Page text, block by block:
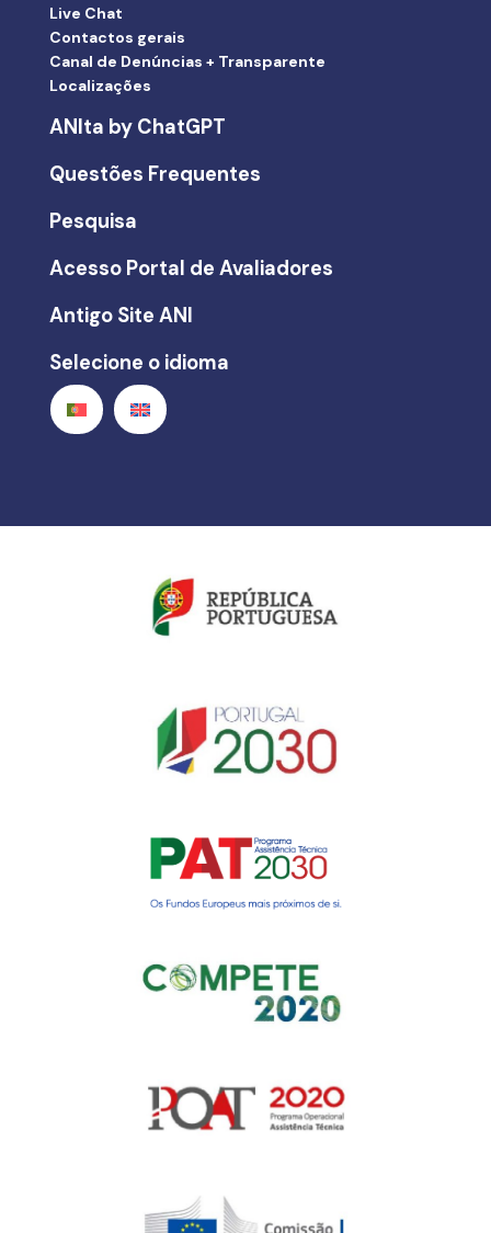
Gerir o Consentimento de
Cookies
Live Chat
Contactos gerais
Canal de Denúncias + Transparente
Localizações
ANIta by ChatGPT
Questões Frequentes
Pesquisa
Acesso Portal de Avaliadores
Antigo Site ANI
Selecione o idioma